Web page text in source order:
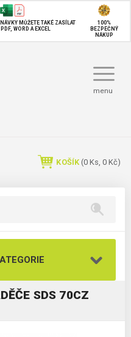
MŮŽETE TAKÉ ZASÍLAT
WORD A EXCEL
100%
BEZPEČNÝ
NÁKUP
menu
KOŠÍK (0 Ks, 0 Kč)
SDS 70CZ